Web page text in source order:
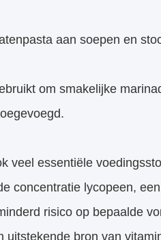
aan soepen en
om smakelijke
veel essentiële
concentratie lycopeen,
risico op bepaalde
uitstekende bron van